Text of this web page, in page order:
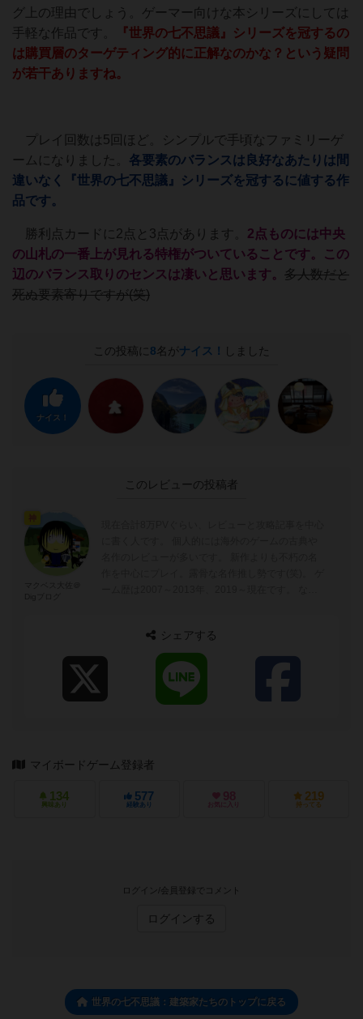
グ上の理由でしょう。ゲーマー向けな本シリーズにしては
手軽な作品です。
『世界の七不思議』シリーズを冠するの
は購買層のターゲティング的に正解なのかな？という疑問
が若干ありますね。
プレイ回数は5回ほど。シンプルで手頃なファミリーゲ
ームになりました。 各要素のバランスは良好なあたりは間
違いなく『世界の七不思議』シリーズを冠するに値する作
品です。
勝利点カードに2点と3点があります。 2点ものには中央
の山札の一番上が見れる特権がついていることです。この
辺のバランス取りのセンスは凄いと思います。 多人数だと
死ぬ要素寄りですが(笑)
この投稿に 8名がナイス！ しました
ナイス！
このレビューの投稿者
シェアする
マイボードゲーム登録者
134
興味あり
577
経験あり
98
お気に入り
219
持ってる
ログイン/会員登録でコメント
ログインする
世界の七不思議：建築家たちのトップに戻る